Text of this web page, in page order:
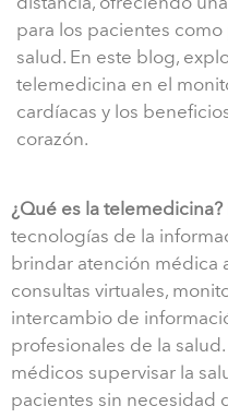
para los pacientes
salud. En este blog,
telemedicina en el
cardíacas y los
corazón.
¿Qué es la telemedicina?
tecnologías de la
brindar atención médica
consultas virtuales,
intercambio de
profesionales de la
médicos supervisar la
pacientes sin necesidad